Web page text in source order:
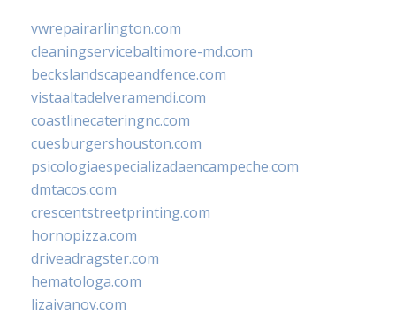
vwrepairarlington.com
cleaningservicebaltimore-md.com
beckslandscapeandfence.com
vistaaltadelveramendi.com
coastlinecateringnc.com
cuesburgershouston.com
psicologiaespecializadaencampeche.com
dmtacos.com
crescentstreetprinting.com
hornopizza.com
driveadragster.com
hematologa.com
lizaivanov.com